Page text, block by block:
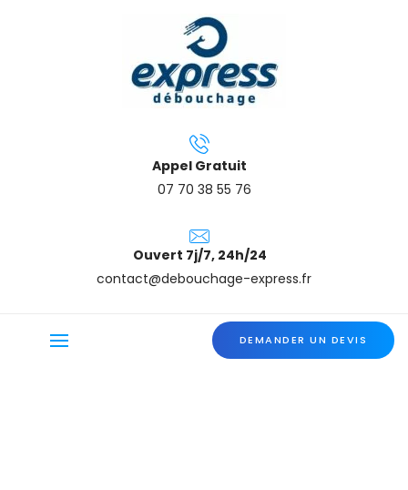
Appel Gratuit
07 70 38 55 76
Ouvert 7j/7, 24h/24
contact@debouchage-express.fr
DEMANDER UN DEVIS